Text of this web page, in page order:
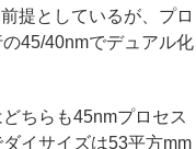
提としているが、プロ
45/40nmでデュアル化
ちらも45nmプロセス
イサイズは53平方mm